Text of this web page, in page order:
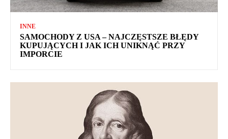
INNE
SAMOCHODY Z USA – NAJCZĘSTSZE BŁĘDY
KUPUJĄCYCH I JAK ICH UNIKNĄĆ PRZY
IMPORCIE